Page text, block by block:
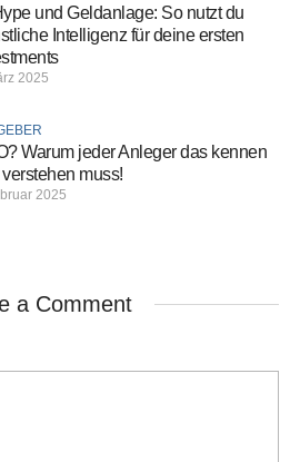
und Geldanlage: So nutzt du
Intelligenz für deine ersten
2025
Warum jeder Anleger das kennen
muss!
2025
a Comment